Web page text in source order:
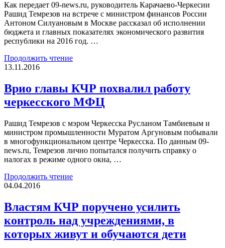
Как передает 09-news.ru, руководитель Карачаево-Черкесии
Рашид Темрезов на встрече с министром финансов России
Антоном Силуановым в Москве рассказал об исполнении
бюджета и главных показателях экономического развития
республики на 2016 год. …
Продолжить чтение
13.11.2016
Врио главы КЧР похвалил работу
черкесского МФЦ
Рашид Темрезов с мэром Че­ркесска Русланом Тамбиевым и
министром промышле­нности Муратом Аргуновым побывали
в многофун­кциональном центре Черкесска. По данным 09-
news.ru, Темрезов лично попытался получить справку о
налогах в режиме одного окна, …
Продолжить чтение
04.04.2016
Властям КЧР поручено усилить
контроль над учреждениями, в
которых живут и обучаются дети